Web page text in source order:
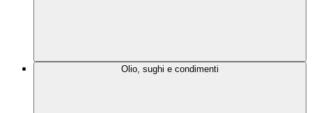
Olio, sughi e condimenti